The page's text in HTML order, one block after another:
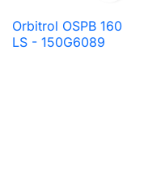
Orbitrol OSPB 160
LS - 150G6089